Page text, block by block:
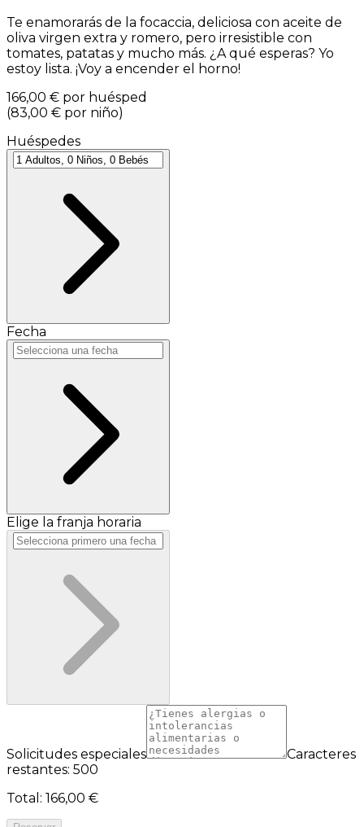
Te enamorarás de la focaccia, deliciosa con aceite de
oliva virgen extra y romero, pero irresistible con
tomates, patatas y mucho más. ¿A qué esperas? Yo
estoy lista. ¡Voy a encender el horno!
166,00 € por huésped
(83,00 € por niño)
Huéspedes
Fecha
Elige la franja horaria
Solicitudes especiales
Caracteres
restantes: 500
Total : 166,00 €